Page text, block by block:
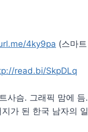
4ky9pa (스마트
read.bi/SkpDLq
사슴. 그래픽 맘에 듬.
지가 된 한국 남자의 일